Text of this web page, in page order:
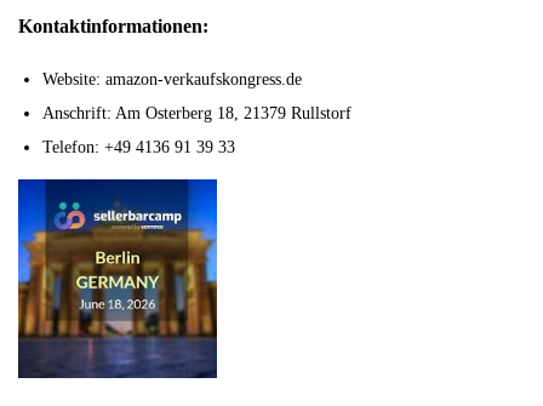
Kontaktinformationen:
Website: amazon-verkaufskongress.de
Anschrift: Am Osterberg 18, 21379 Rullstorf
Telefon: +49 4136 91 39 33